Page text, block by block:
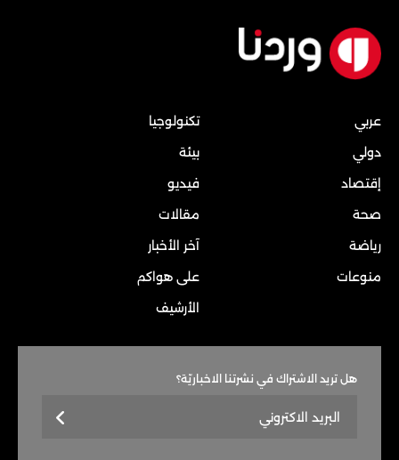
عربي
دولي
إقتصاد
صحة
رياضة
منوعات
تكنولوجيا
بيئة
فيديو
مقالات
آخر الأخبار
على هواكم
الأرشيف
هل تريد الاشتراك في نشرتنا الاخباريّة؟